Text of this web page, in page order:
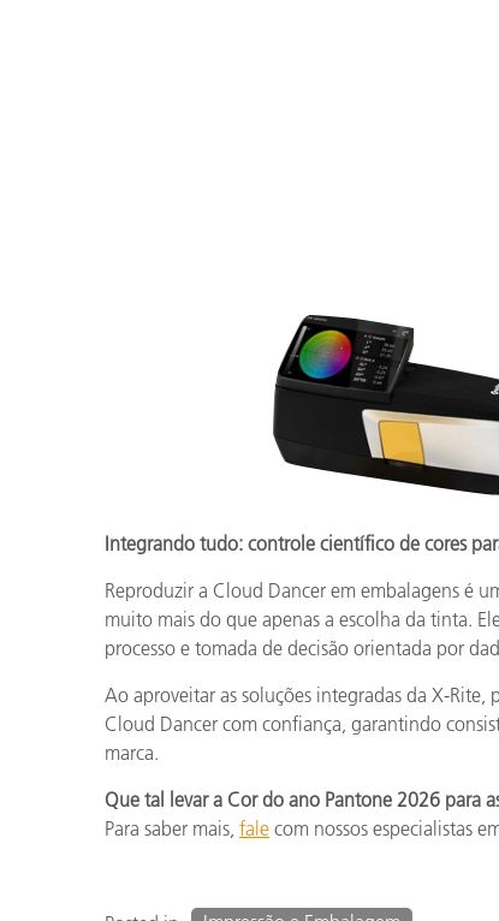
Integrando tudo: controle científico de cores
Reproduzir a Cloud Dancer em embalagens é
muito mais do que apenas a escolha da tinta.
processo e tomada de decisão orientada por
Ao aproveitar as soluções integradas da X-
Cloud Dancer com confiança, garantindo
marca.
Que tal levar a Cor do ano Pantone 2026 para
Para saber mais, fale com nossos especialistas